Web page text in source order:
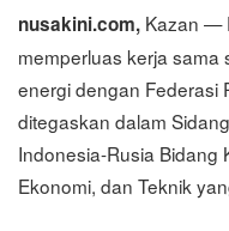
nusakini.com, Kazan —
memperluas kerja sama
energi dengan Federasi
ditegaskan dalam
Indonesia-Rusia Bidang
Ekonomi, dan Teknik